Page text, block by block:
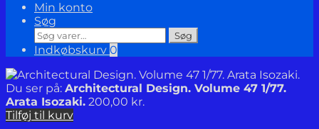
Min konto
Søg
Søg
efter:
Søg
Indkøbskurv 0
Du ser på: Architectural Design. Volume 47 1/77.
Arata Isozaki. 200,00 kr.
Tilføj til kurv